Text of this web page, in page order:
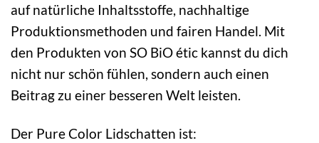
auf natürliche Inhaltsstoffe, nachhaltige
Produktionsmethoden und fairen Handel. Mit
den Produkten von SO BiO étic kannst du dich
nicht nur schön fühlen, sondern auch einen
Beitrag zu einer besseren Welt leisten.
Der Pure Color Lidschatten ist: